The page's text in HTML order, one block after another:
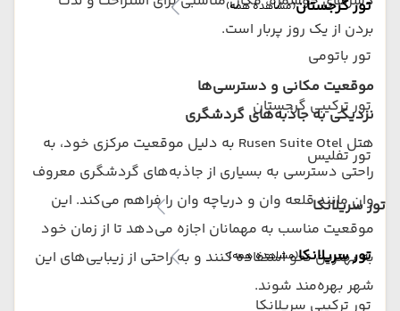
تور گرجستان(مشاهده همه)
تور باتومی
تور ترکیبی گرجستان
تور تفلیس
تور سریلانکا
تور سریلانکا(مشاهده همه)
تور ترکیبی سریلانکا
بردن از یک روز پربار است.
موقعیت مکانی و دسترسی‌ها
نزدیکی به جاذبه‌های گردشگری
هتل Rusen Suite Otel به دلیل موقعیت مرکزی خود، به
راحتی دسترسی به بسیاری از جاذبه‌های گردشگری معروف
وان مانند قلعه وان و دریاچه وان را فراهم می‌کند. این
موقعیت مناسب به مهمانان اجازه می‌دهد تا از زمان خود
به بهترین نحو استفاده کنند و به راحتی از زیبایی‌های این
شهر بهره‌مند شوند.